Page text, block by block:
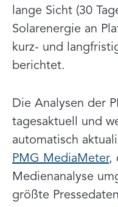
lange Sicht (30
Solarenergie an
kurz- und
berichtet.
Die Analysen der
tagesaktuell und
automatisch
PMG MediaMeter,
Medienanalyse
größte